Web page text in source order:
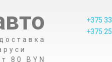
80 BYN
+375 33
+375 25